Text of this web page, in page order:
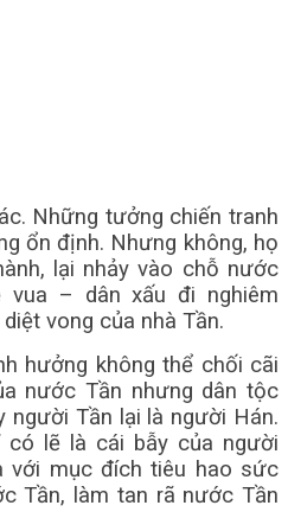
Những tưởng chiến tranh
ổn định. Nhưng không, họ
lại nhảy vào chỗ nước
vua – dân xấu đi nghiêm
vong của nhà Tần.
hưởng không thể chối cãi
nước Tần nhưng dân tộc
người Tần lại là người Hán.
có lẽ là cái bẫy của người
mục đích tiêu hao sức
Tần, làm tan rã nước Tần